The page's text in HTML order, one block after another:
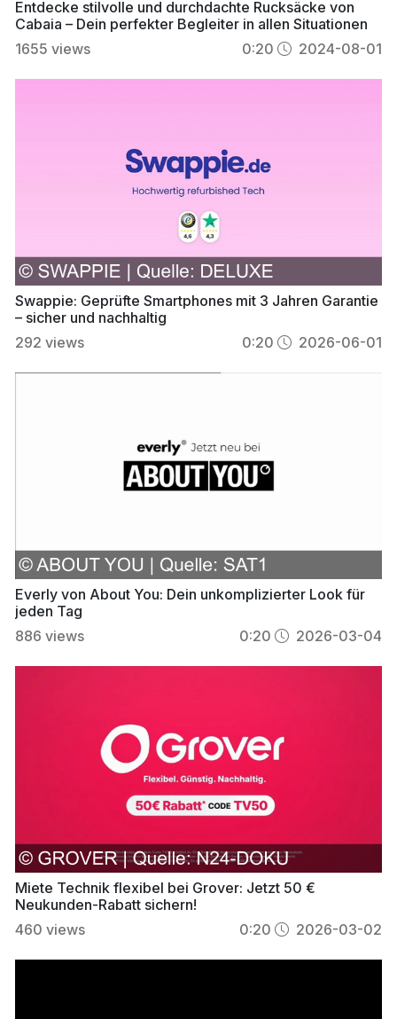
Entdecke stilvolle und durchdachte Rucksäcke von
Cabaia – Dein perfekter Begleiter in allen Situationen
1655 views 0:20 2024-08-01
Swappie: Geprüfte Smartphones mit 3 Jahren Garantie
– sicher und nachhaltig
292 views 0:20 2026-06-01
Everly von About You: Dein unkomplizierter Look für
jeden Tag
886 views 0:20 2026-03-04
Miete Technik flexibel bei Grover: Jetzt 50 €
Neukunden-Rabatt sichern!
460 views 0:20 2026-03-02